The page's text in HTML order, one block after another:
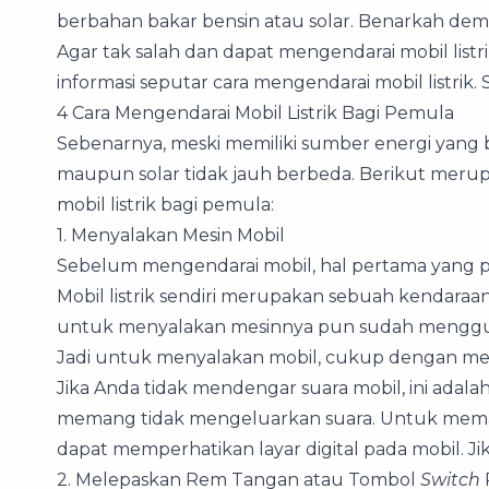
berbahan bakar bensin atau solar. Benarkah
Agar tak salah dan dapat mengendarai mobil
informasi seputar cara mengendarai mobil listrik.
4 Cara Mengendarai Mobil Listrik Bagi Pemula
Sebenarnya, meski memiliki sumber energi
maupun solar tidak jauh berbeda. Berikut
mobil listrik bagi pemula:
1. Menyalakan Mesin Mobil
Sebelum mengendarai mobil, hal pertama
Mobil listrik sendiri merupakan sebuah
untuk menyalakan mesinnya pun sudah
Jadi untuk menyalakan mobil, cukup dengan
Jika Anda tidak mendengar suara mobil, ini
memang tidak mengeluarkan suara. Untuk
dapat memperhatikan layar digital pada mobil.
2. Melepaskan Rem Tangan atau Tombol Switch